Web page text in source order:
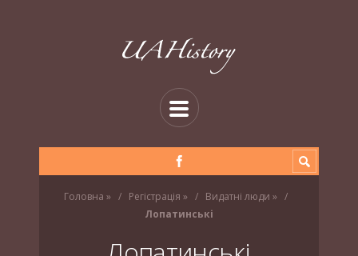
Головна » Регістрація » Видатні люди »
Лопатинські